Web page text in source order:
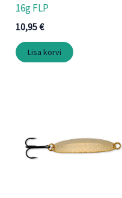
16g FLP
10,95€
Lisa korvi